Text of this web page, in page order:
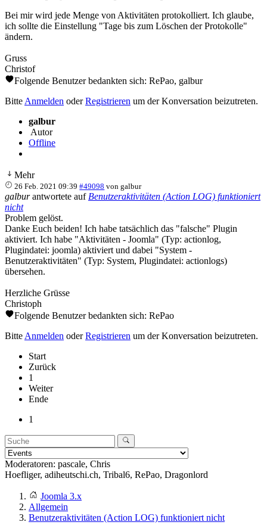
Bei mir wird jede Menge von Aktivitäten protokolliert. Ich glaube,
ich sollte die Einstellung "Tage bis zum Löschen der Protokolle"
ändern.
Gruss
Christof
Folgende Benutzer bedankten sich: RePao, galbur
Bitte Anmelden oderRegistrieren um der Konversation beizutreten.
galbur
Autor
Offline
Mehr
26 Feb. 2021 09:39 #49098 vongalbur
galburantwortete auf Benutzeraktivitäten (Action LOG) funktioniert
nicht
Problem gelöst.
Danke Euch beiden! Ich habe tatsächlich das "falsche" Plugin
aktiviert. Ich habe "Aktivitäten - Joomla" (Typ: actionlog,
Plugindatei: joomla) aktiviert und dabei "System -
Benutzeraktivitäten" (Typ: System, Plugindatei: actionlogs)
übersehen.
Herzliche Grüsse
Christoph
Folgende Benutzer bedankten sich: RePao
Bitte Anmelden oderRegistrieren um der Konversation beizutreten.
Start
Zurück
1
Weiter
Ende
1
Moderatoren: pascale, Chris
Hoefliger, adiheutschi.ch, Tribal6, RePao, Dragonlord
Joomla 3.x
Allgemein
Benutzeraktivitäten (Action LOG) funktioniert nicht